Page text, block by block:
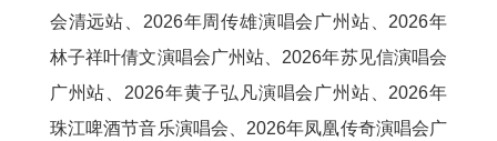
会清远站、2026年周传雄演唱会 广州站 、2026年
林子祥叶倩文演唱会广州站 、2026年苏见信演唱会
广州站 、2026年黄子弘凡演唱会 广州站
2026年
珠江啤酒节音乐演唱会、2026年凤凰传奇演唱会广